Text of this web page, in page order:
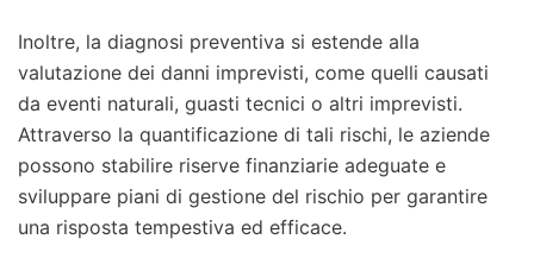
Inoltre, la diagnosi preventiva si estende alla
valutazione dei danni imprevisti, come quelli causati
da eventi naturali, guasti tecnici o altri imprevisti.
Attraverso la quantificazione di tali rischi, le aziende
possono stabilire riserve finanziarie adeguate e
sviluppare piani di gestione del rischio per garantire
una risposta tempestiva ed efficace.